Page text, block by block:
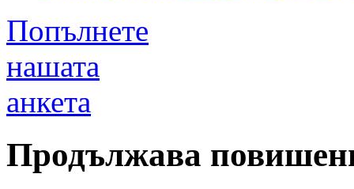
Попълнете
нашата
анкета
Продължава